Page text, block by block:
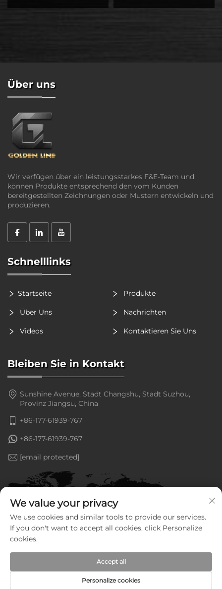
Über uns
Wir verfügen über ein leistungsstarkes F&E-Team und
können Produkte entsprechend den vom Kunden
bereitgestellten Zeichnungen oder Mustern entwickeln und
produzieren.
Schnelllinks
Startseite Produkte
Über Uns Nachrichten
Videos Kontaktieren Sie Uns
Bleiben Sie in Kontakt
Sunshine Avenue, Stadt Changshu, Stadt Suzhou,
Provinz Jiangsu, China
+86-177-61939-767
+86-177-61939-767
[email protected]
Copyright © Jiangsu Goldenline Intelligent Equipment Co.,
Ltd. Alle Rechte vorbehalten — Datenschutzrichtlinie
We value your privacy
We use cookies and similar tools to provide our services.
If you don't want to accept all cookies, click Personalize
cookies.
Personalize cookies
Accept all